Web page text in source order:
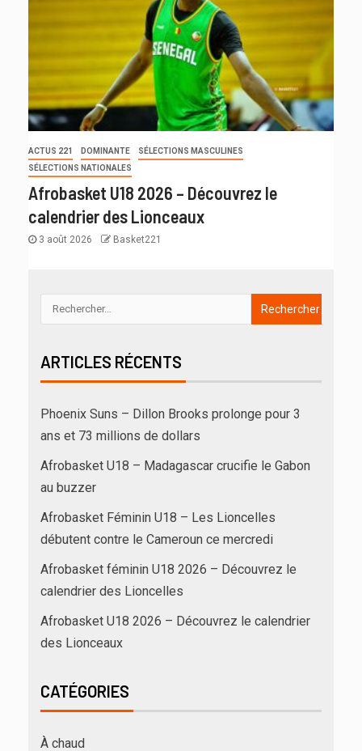
ACTUS 221 DOMINANTE
SÉLECTIONS MASCULINES
SÉLECTIONS NATIONALES
Afrobasket U18 2026 – Découvrez le
calendrier des Lionceaux
3 août 2026 Basket221
ARTICLES RÉCENTS
Phoenix Suns – Dillon Brooks prolonge pour 3
ans et 73 millions de dollars
Afrobasket U18 – Madagascar crucifie le Gabon
au buzzer
Afrobasket Féminin U18 – Les Lioncelles
débutent contre le Cameroun ce mercredi
Afrobasket féminin U18 2026 – Découvrez le
calendrier des Lioncelles
Afrobasket U18 2026 – Découvrez le calendrier
des Lionceaux
CATÉGORIES
À chaud